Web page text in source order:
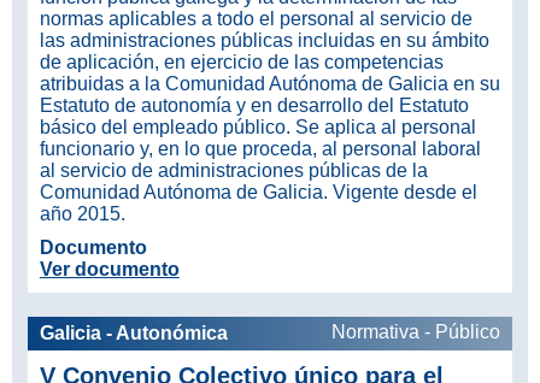
normas aplicables a todo el personal al servicio de
las administraciones públicas incluidas en su ámbito
de aplicación, en ejercicio de las competencias
atribuidas a la Comunidad Autónoma de Galicia en su
Estatuto de autonomía y en desarrollo del Estatuto
básico del empleado público. Se aplica al personal
funcionario y, en lo que proceda, al personal laboral
al servicio de administraciones públicas de la
Comunidad Autónoma de Galicia. Vigente desde el
año 2015.
Documento
Ver documento
Galicia - Autonómica Normativa - Público
V Convenio Colectivo único para el